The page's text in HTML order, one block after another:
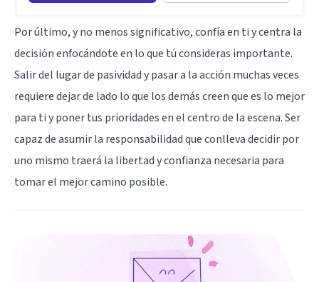
Por último, y no menos significativo, confía en ti y centra la
decisión enfocándote en lo que tú consideras importante.
Salir del lugar de pasividad y pasar a la acción muchas veces
requiere dejar de lado lo que los demás creen que es lo mejor
para ti y poner tus prioridades en el centro de la escena. Ser
capaz de asumir la responsabilidad que conlleva decidir por
uno mismo traerá la libertad y confianza necesaria para
tomar el mejor camino posible.